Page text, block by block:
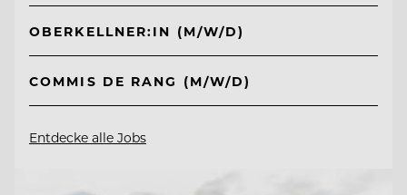
OBERKELLNER:IN (M/W/D)
COMMIS DE RANG (M/W/D)
Entdecke alle Jobs